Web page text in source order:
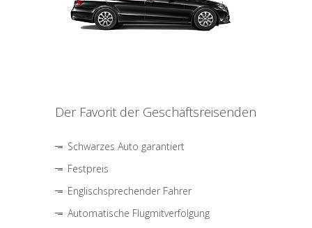
Der Favorit der Geschäftsreisenden
Schwarzes Auto garantiert
Festpreis
Englischsprechender Fahrer
Automatische Flugmitverfolgung